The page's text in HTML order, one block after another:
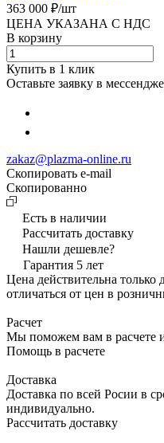
363 000 ₽/шт
ЦЕНА УКАЗАНА С НДС
В корзину
Купить в 1 клик
Оставьте заявку в
zakaz@plazma-online.ru
Скопировать e-mail
Cкопированно
Есть в наличии
Рассчитать доставку
Нашли дешевле?
Гарантия 5 лет
Цена действительна только
отличаться от цен в
Расчет
Мы поможем вам в расчете
Помощь в расчете
Доставка
Доставка по всей Росии в
индивидуально.
Рассчитать доставку